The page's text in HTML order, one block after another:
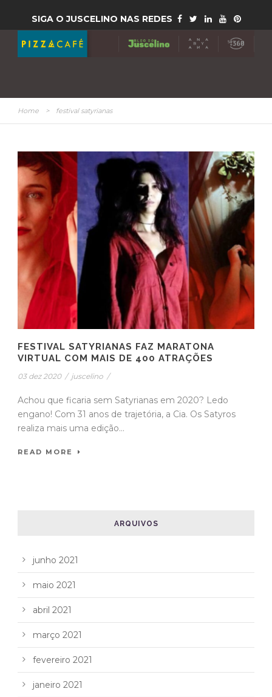
SIGA O JUSCELINO NAS REDES
Home > festival satyrianas
FESTIVAL SATYRIANAS FAZ MARATONA
VIRTUAL COM MAIS DE 400 ATRAÇÕES
03 dez 2020 / juscelino /
Achou que ficaria sem Satyrianas em 2020? Ledo
engano! Com 31 anos de trajetória, a Cia. Os Satyros
realiza mais uma edição...
READ MORE
ARQUIVOS
junho 2021
maio 2021
abril 2021
março 2021
fevereiro 2021
janeiro 2021